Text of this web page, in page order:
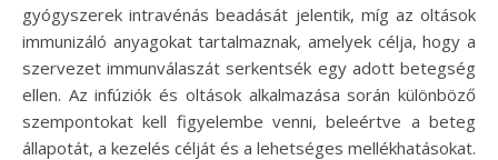
gyógyszerek intravénás beadását jelentik, míg az oltások
immunizáló anyagokat tartalmaznak, amelyek célja, hogy a
szervezet immunválaszát serkentsék egy adott betegség
ellen. Az infúziók és oltások alkalmazása során különböző
szempontokat kell figyelembe venni, beleértve a beteg
állapotát, a kezelés célját és a lehetséges mellékhatásokat.